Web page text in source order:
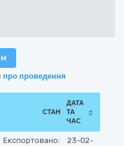
проведення
СТАН
ДАТА
ТА
ЧАС
Експортовано:
23-02-